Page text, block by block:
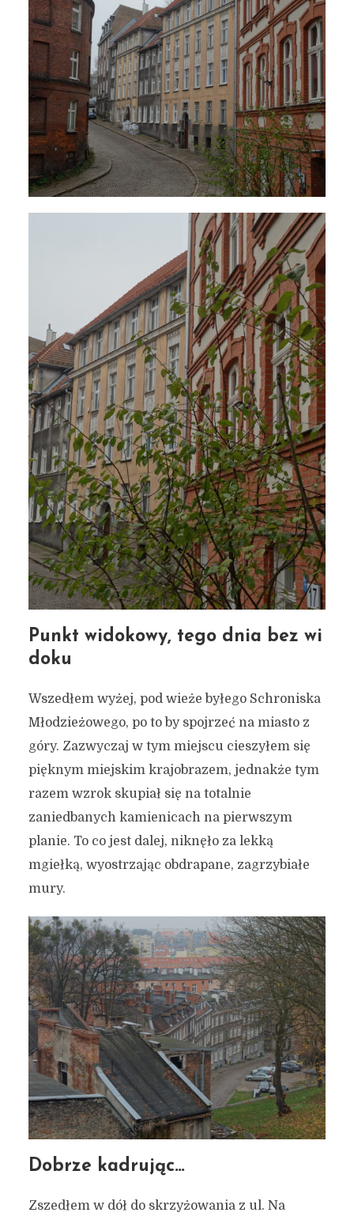
Punkt widokowy, tego dnia bez wi
doku
Wszedłem wyżej, pod wieże byłego Schroniska
Młodzieżowego, po to by spojrzeć na miasto z
góry. Zazwyczaj w tym miejscu cieszyłem się
pięknym miejskim krajobrazem, jednakże tym
razem wzrok skupiał się na totalnie
zaniedbanych kamienicach na pierwszym
planie. To co jest dalej, niknęło za lekką
mgiełką, wyostrzając obdrapane, zagrzybiałe
mury.
Dobrze kadrując…
Zszedłem w dół do skrzyżowania z ul. Na